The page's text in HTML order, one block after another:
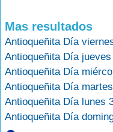
Mas resultados
Antioqueñita Día
Antioqueñita Día
Antioqueñita Día
Antioqueñita Día
Antioqueñita Día lunes
Antioqueñita Día